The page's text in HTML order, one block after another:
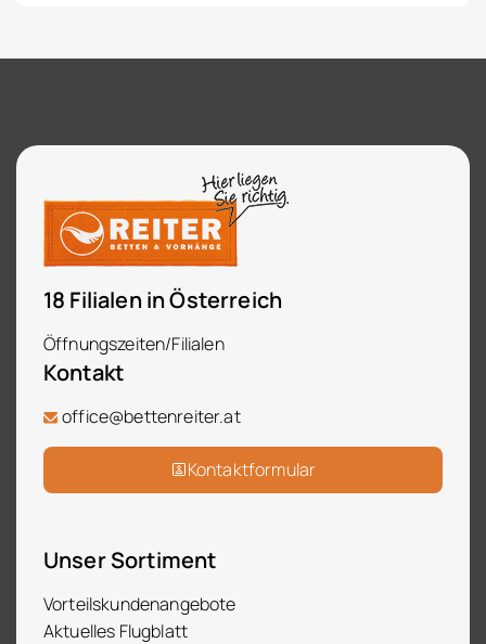
18 Filialen in Österreich
Öffnungszeiten/Filialen
Kontakt
office@bettenreiter.at
Kontaktformular
Unser Sortiment
Vorteilskundenangebote
Aktuelles Flugblatt